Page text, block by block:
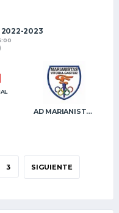
2022-2023
AD MARIANISTAS KE
3 SIGUIENTE